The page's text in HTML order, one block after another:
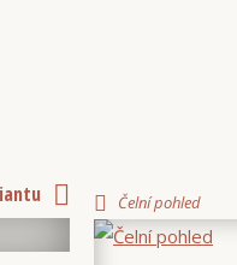
Čelní pohled